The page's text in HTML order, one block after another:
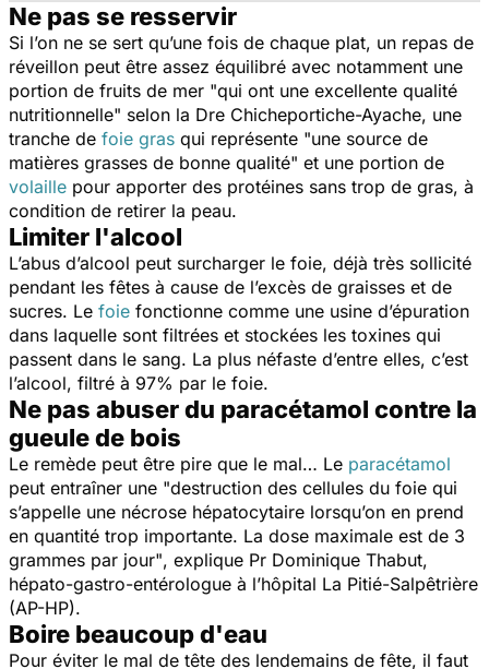
Ne pas se resservir
Si l’on ne se sert qu’une fois de chaque plat, un repas de
réveillon peut être assez équilibré avec notamment une
portion de fruits de mer "qui ont une excellente qualité
nutritionnelle" selon la Dre Chicheportiche-Ayache, une
tranche de foie gras qui représente "une source de
matières grasses de bonne qualité" et une portion de
volaille pour apporter des protéines sans trop de gras, à
condition de retirer la peau.
Limiter l'alcool
L’abus d’alcool peut surcharger le foie, déjà très sollicité
pendant les fêtes à cause de l’excès de graisses et de
sucres. Le foie fonctionne comme une usine d’épuration
dans laquelle sont filtrées et stockées les toxines qui
passent dans le sang. La plus néfaste d’entre elles, c’est
l’alcool, filtré à 97% par le foie.
Ne pas abuser du paracétamol contre la
gueule de bois
Le remède peut être pire que le mal… Le paracétamol
peut entraîner une "destruction des cellules du foie qui
s’appelle une nécrose hépatocytaire lorsqu’on en prend
en quantité trop importante. La dose maximale est de 3
grammes par jour", explique Pr Dominique Thabut,
hépato-gastro-entérologue à l’hôpital La Pitié-Salpêtrière
(AP-HP).
Boire beaucoup d'eau
Pour éviter le mal de tête des lendemains de fête, il faut